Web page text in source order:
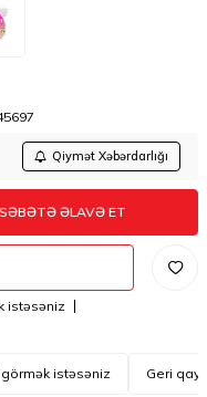
Qiymət Xəbərdarlığı
SƏBƏTƏ ƏLAVƏ ET
istəsəniz
istəsəniz Geri